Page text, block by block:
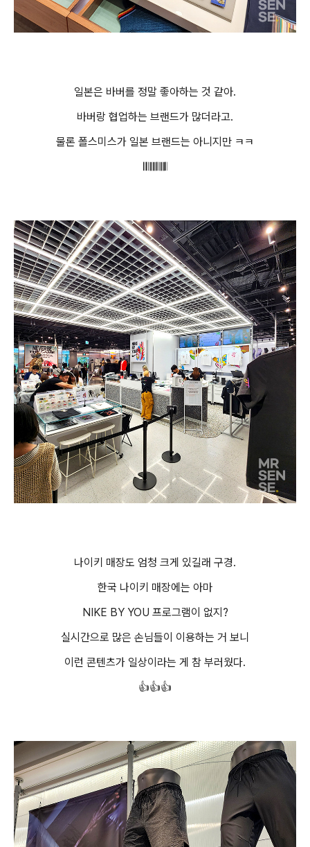
일본은 바버를 정말 좋아하는 것 같아.
바버랑 협업하는 브랜드가 많더라고.
물론 폴스미스가 일본 브랜드는 아니지만 ㅋㅋ
𝄃𝄃𝄂𝄂𝄀𝄁𝄃𝄂𝄂𝄃
나이키 매장도 엄청 크게 있길래 구경.
한국 나이키 매장에는 아마
NIKE BY YOU 프로그램이 없지?
실시간으로 많은 손님들이 이용하는 거 보니
이런 콘텐츠가 일상이라는 게 참 부러웠다.
👍👍👍